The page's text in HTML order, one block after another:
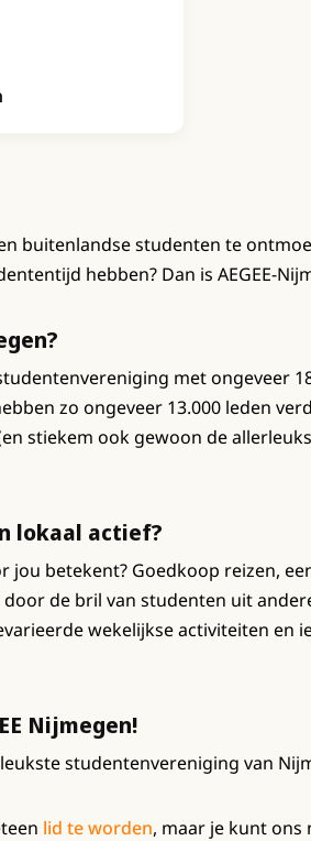
buitenlandse studenten te
hebben? Dan is AEGEE-
met ongeveer
zo ongeveer 13.000 leden
stiekem ook gewoon de
lokaal actief?
jou betekent? Goedkoop reizen,
de bril van studenten uit
wekelijkse activiteiten en
Nijmegen!
studentenvereniging van
lid te worden, maar je kunt